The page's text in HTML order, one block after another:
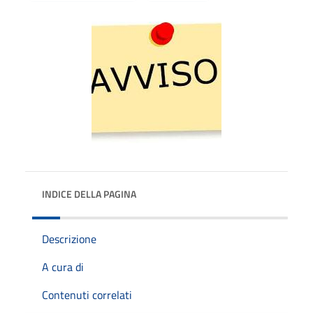
INDICE DELLA PAGINA
Descrizione
A cura di
Contenuti correlati